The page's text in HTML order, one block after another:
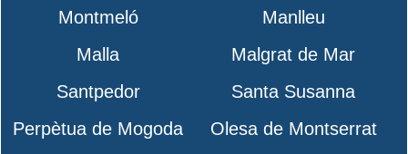
Montmeló
Manlleu
Malla
Malgrat de Mar
Santpedor
Santa Susanna
Perpètua de Mogoda
Olesa de Montserrat